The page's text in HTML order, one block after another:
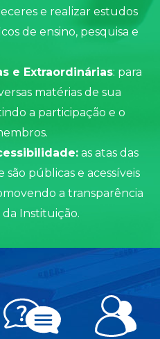
e realizar estudos
de ensino, pesquisa e
e Extraordinárias: para
matérias de sua
a participação e o
as atas das
são públicas e acessíveis
a transparência
Instituição.